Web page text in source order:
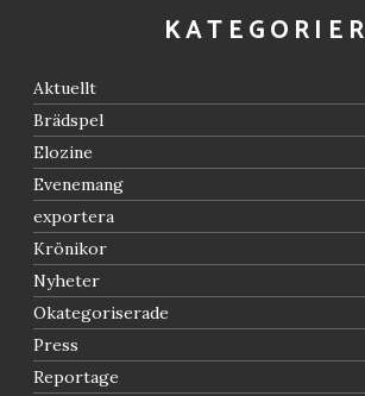
KATEGORIER
Aktuellt
Brädspel
Elozine
Evenemang
exportera
Krönikor
Nyheter
Okategoriserade
Press
Reportage